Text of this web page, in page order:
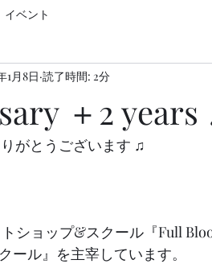
イベント
＋2 years
1月8日 読了時間: 2分
がとうございます ♫
ショップ&スクール『Full
ール』を主宰しています。